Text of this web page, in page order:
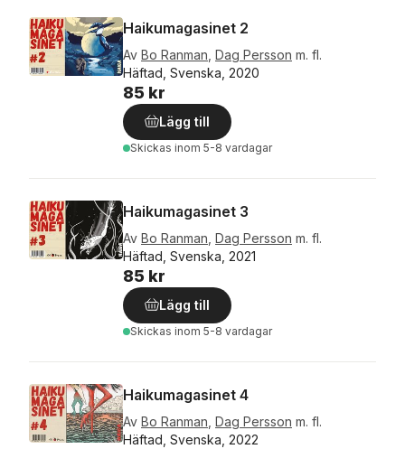
Haikumagasinet 2
Av Bo Ranman, Dag Persson m. fl.
Häftad, Svenska, 2020
85 kr
Lägg till
Skickas inom 5-8 vardagar
Haikumagasinet 3
Av Bo Ranman, Dag Persson m. fl.
Häftad, Svenska, 2021
85 kr
Lägg till
Skickas inom 5-8 vardagar
Haikumagasinet 4
Av Bo Ranman, Dag Persson m. fl.
Häftad, Svenska, 2022